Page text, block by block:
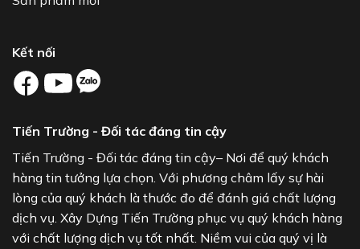
Kết nối
Tiến Trường - Đối tác đáng tin cậy
Tiến Trường - Đối tác đáng tin cậy– Nơi để quý khách
hàng tin tưởng lựa chọn. Với phương châm lấy sự hài
lòng của quý khách là thước đo để đánh giá chất lượng
dịch vụ. Xây Dựng Tiến Trường phục vụ quý khách hàng
với chất lượng dịch vụ tốt nhất. Niềm vui của quý vị là